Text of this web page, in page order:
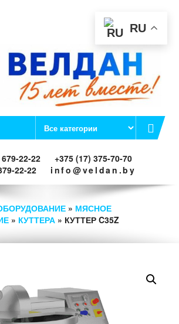
22-22
+375 (17) 375-70-70
22-22
info@veldan.by
» МЯСНОЕ
» КУТТЕРА » КУТТЕР C35Z
RU